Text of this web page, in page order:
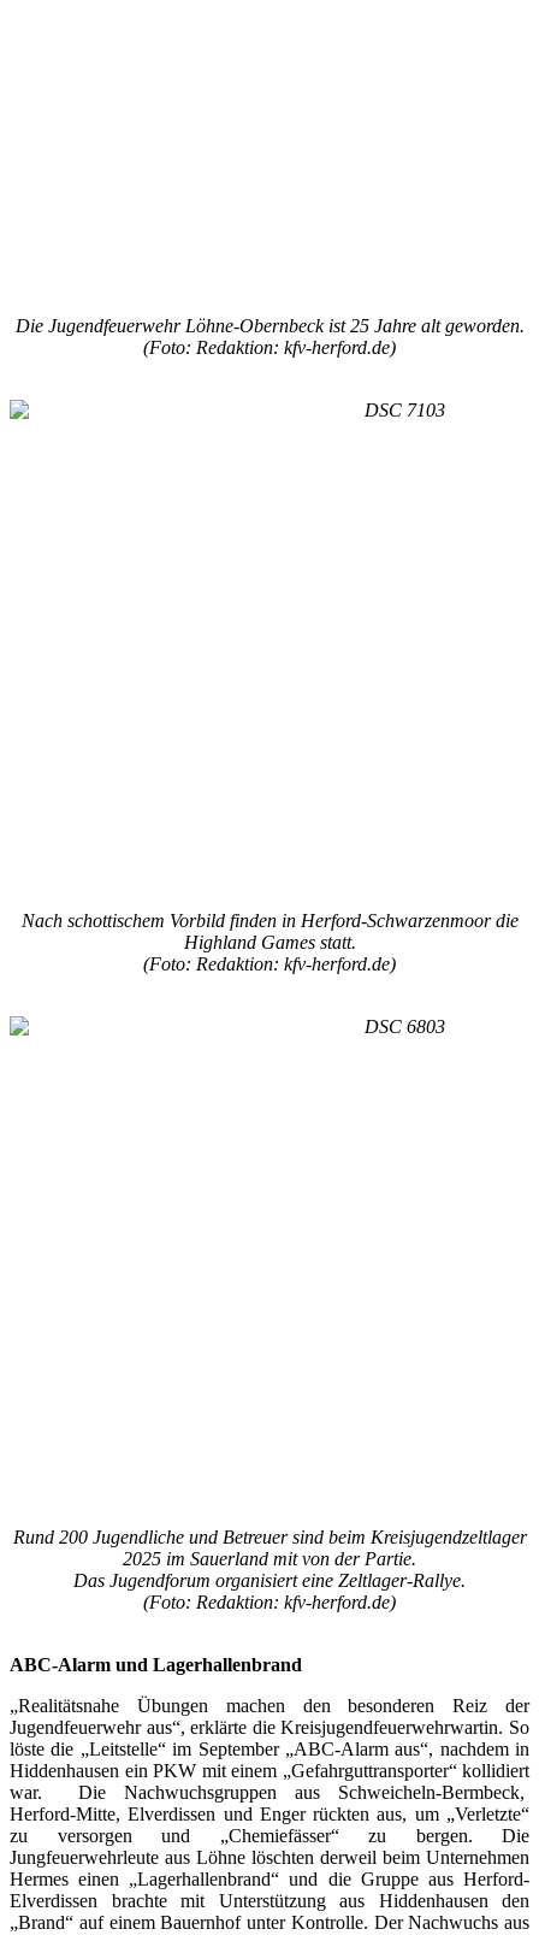
Die Jugendfeuerwehr Löhne-Obernbeck ist 25 Jahre alt geworden.
(Foto: Redaktion: kfv-herford.de)
Nach schottischem Vorbild finden in Herford-Schwarzenmoor die
Highland Games statt.
(Foto: Redaktion: kfv-herford.de)
Rund 200 Jugendliche und Betreuer sind beim Kreisjugendzeltlager
2025 im Sauerland mit von der Partie.
Das Jugendforum organisiert eine Zeltlager-Rallye.
(Foto: Redaktion: kfv-herford.de)
ABC-Alarm und Lagerhallenbrand
„Realitätsnahe Übungen machen den besonderen Reiz der
Jugendfeuerwehr aus“, erklärte die Kreisjugendfeuerwehrwartin. So
löste die „Leitstelle“ im September „ABC-Alarm aus“, nachdem in
Hiddenhausen ein PKW mit einem „Gefahrguttransporter“ kollidiert
war. Die Nachwuchsgruppen aus Schweicheln-Bermbeck,
Herford-Mitte, Elverdissen und Enger rückten aus, um „Verletzte“
zu versorgen und „Chemiefässer“ zu bergen. Die
Jungfeuerwehrleute aus Löhne löschten derweil beim Unternehmen
Hermes einen „Lagerhallenbrand“ und die Gruppe aus Herford-
Elverdissen brachte mit Unterstützung aus Hiddenhausen den
„Brand“ auf einem Bauernhof unter Kontrolle. Der Nachwuchs aus